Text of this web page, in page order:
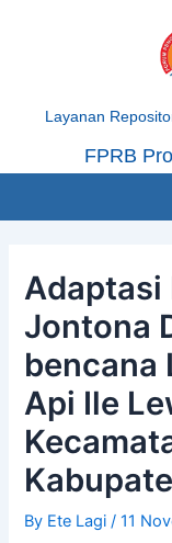
Layanan
FPRB
Adaptasi
Jontona
bencana
Api Ile
By Ete Lagi/11